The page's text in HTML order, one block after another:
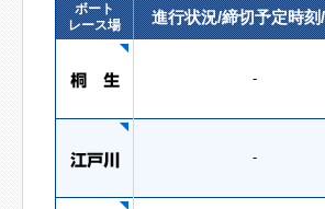
ボート
レース場
進行状況/締切予定時刻
-
-